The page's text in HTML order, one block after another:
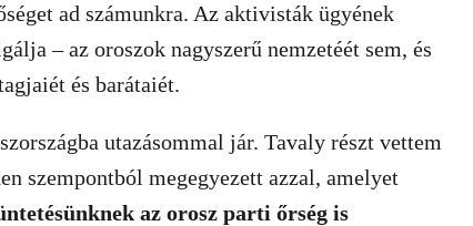
ad számunkra. Az aktivisták ügyének
– az oroszok nagyszerű nemzetéét sem, és
és barátaiét.
utazásommal jár. Tavaly részt vettem
szempontból megegyezett azzal, amelyet
az orosz parti őrség is